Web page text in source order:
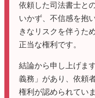
依頼した司法書士と
いかず、不信感を抱
きなリスクを伴うた
正当な権利です。
結論から申し上げま
義務」があり、依頼
権利が認められてい